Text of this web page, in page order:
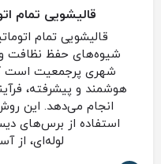
قالیشویی تمام
قالیشویی تمام
شیوه‌های حفظ نظافت
شهری پرجمعیت است
هوشمند و پیشرفته،
انجام می‌دهد. این
استفاده از برس‌های
لوله‌ای،